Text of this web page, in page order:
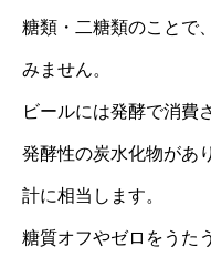
糖類・二糖類のことで
みません。
ビールには発酵で消費
発酵性の炭水化物があ
計に相当します。
糖質オフやゼロをうた